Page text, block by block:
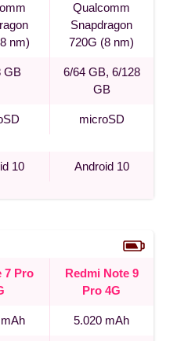
nm)
Qualcomm
Snapdragon
720G (8 nm)
GB
6/64 GB, 6/128
GB
microSD
10 Android 10
7 Pro
Redmi Note 9
Pro 4G
5.020 mAh